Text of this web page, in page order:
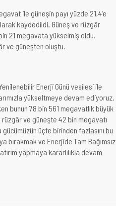
ile güneşin payı yüzde 21,4’e
kaydedildi. Güneş ve rüzgâr
21 megavata yükselmiş oldu.
ve güneşten oluştu.
Enerji Günü vesilesi ile
yükseltmeye devam ediyoruz.
bunun 78 bin 561 megavatlık büyük
rüzgâr ve güneşte 42 bin megavatı
üçte birinden fazlasını bu
bırakmak ve Enerjide Tam Bağımsız
yapmaya kararlılıkla devam